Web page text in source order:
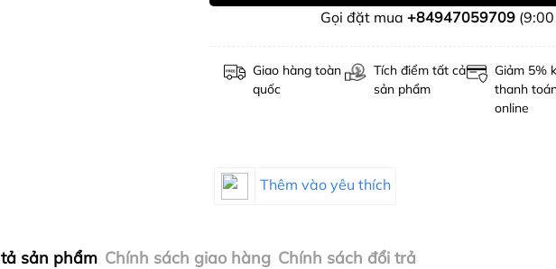
Gọi đặt mua +84947059709(9:00
Giao hàng toàn
quốc
Tích điểm tất cả
sản phẩm
Giảm 5%
thanh
online
Thêm vào yêu thích
sản phẩm Chính sách giao hàng Chính sách đổi trả